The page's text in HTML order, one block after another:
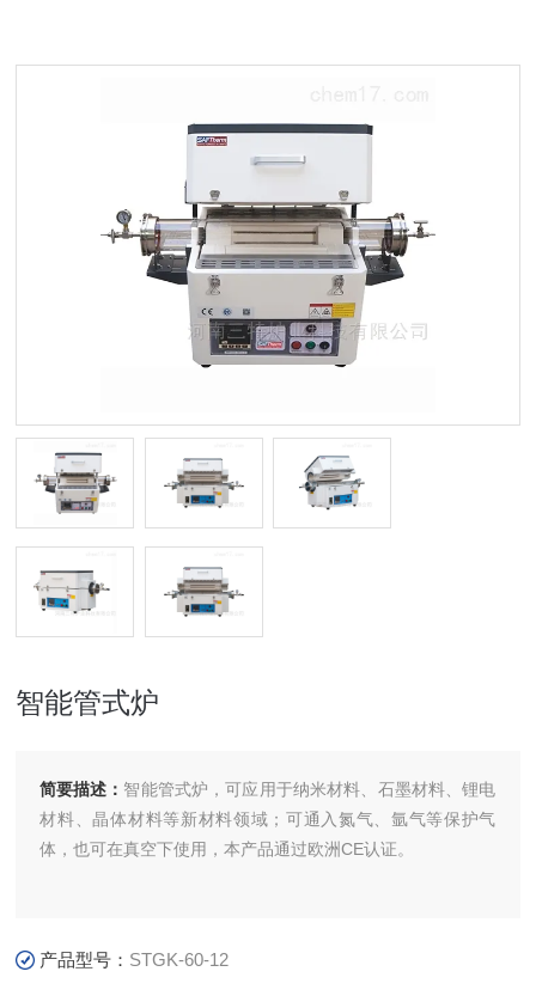
智能管式炉
简要描述： 智能管式炉，可应用于纳米材料、石墨材料、锂电
材料、晶体材料等新材料领域；可通入氮气、氩气等保护气
体，也可在真空下使用，本产品通过欧洲CE认证。
产品型号： STGK-60-12